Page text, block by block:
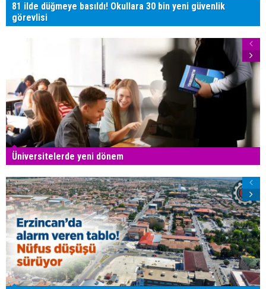
81 ilde düğmeye basıldı! Okullara 30 bin yeni güvenlik
görevlisi
Üniversitelerde yeni dönem